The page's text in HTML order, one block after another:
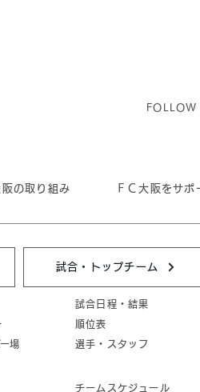
FOLLOW
阪の取り組み ＦＣ大阪をサポ
試合・トップチーム
場
試合日程・結果
順位表
選手・スタッフ
チームスケジュール